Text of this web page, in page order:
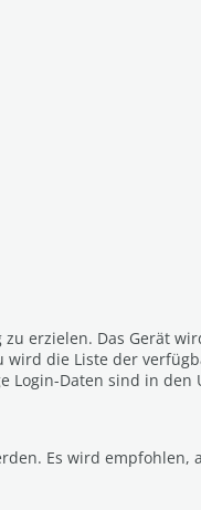
erzielen. Das Gerät
die Liste der
Daten sind in den
Es wird empfohlen,